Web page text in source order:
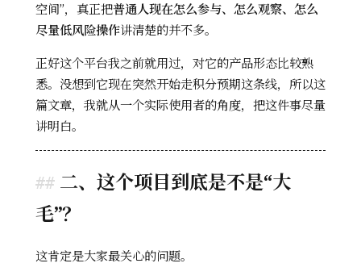
空间”，真正把普通人现在怎么参与、怎么观察、怎么
尽量低风险操作讲清楚的并不多。
正好这个平台我之前就用过，对它的产品形态比较熟
悉。没想到它现在突然开始走积分预期这条线，所以这
篇文章，我就从一个实际使用者的角度，把这件事尽量
讲明白。
二、这个项目到底是不是“大
毛”？
这肯定是大家最关心的问题。